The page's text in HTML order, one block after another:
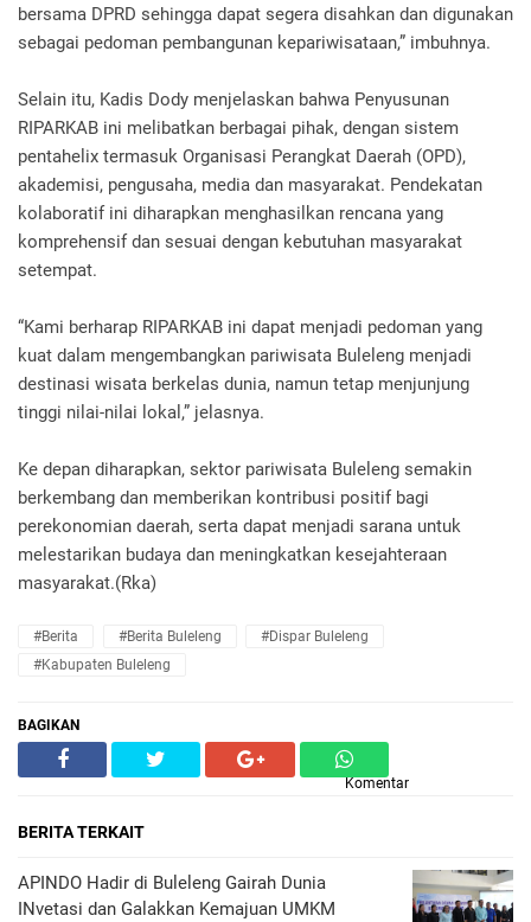
bersama DPRD sehingga dapat segera disahkan dan digunakan
sebagai pedoman pembangunan kepariwisataan,” imbuhnya.
Selain itu, Kadis Dody menjelaskan bahwa Penyusunan
RIPARKAB ini melibatkan berbagai pihak, dengan sistem
pentahelix termasuk Organisasi Perangkat Daerah (OPD),
akademisi, pengusaha, media dan masyarakat. Pendekatan
kolaboratif ini diharapkan menghasilkan rencana yang
komprehensif dan sesuai dengan kebutuhan masyarakat
setempat.
“Kami berharap RIPARKAB ini dapat menjadi pedoman yang
kuat dalam mengembangkan pariwisata Buleleng menjadi
destinasi wisata berkelas dunia, namun tetap menjunjung
tinggi nilai-nilai lokal,” jelasnya.
Ke depan diharapkan, sektor pariwisata Buleleng semakin
berkembang dan memberikan kontribusi positif bagi
perekonomian daerah, serta dapat menjadi sarana untuk
melestarikan budaya dan meningkatkan kesejahteraan
masyarakat.(Rka)
#Berita #Berita Buleleng
#Dispar Buleleng
#Kabupaten Buleleng
BAGIKAN
Komentar
BERITA TERKAIT
APINDO Hadir di Buleleng Gairah Dunia
INvetasi dan Galakkan Kemajuan UMKM